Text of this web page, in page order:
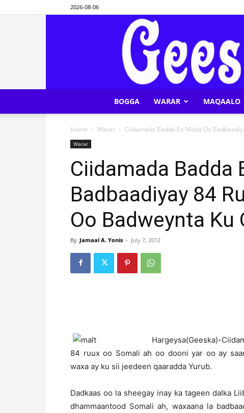
2026-08-06
BOGGA WARAR MAQAALO
Home Warar Ciidamada Badda Ee Malta Oo
Warar
Ciidamada Badda
Badbaadiyay 84
Oo Badweynta Ku
By Jamaal A. Yonis - July 7, 2012
Hargeysa(Geeska)-
84 ruux oo Somali ah oo dooni yar oo ay
waxa ay ku sii jeedeen qaaradda Yurub.
Dadkaas oo la sheegay inay ka tageen dalka
dhammaantood Somali ah, waxaana la